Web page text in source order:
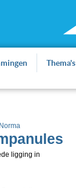
Thema's
ligging in